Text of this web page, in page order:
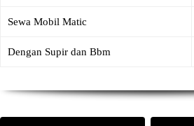
Sewa Mobil Matic
Dengan Supir dan Bbm